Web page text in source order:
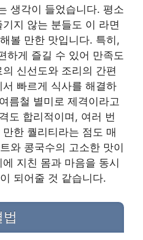
생각이 들었습니다. 평소
지 않는 분들도 이 라면
볼 만한 맛입니다. 특히,
하게 즐길 수 있어 만족도
신선도와 조리의 간편
빠르게 식사를 해결하
름철 별미로 제격이라고
도 합리적이며, 여러 번
한 퀄리티라는 점도 매
와 콩국수의 고소한 맛이
지친 몸과 마음을 동시
되어줄 것 같습니다.